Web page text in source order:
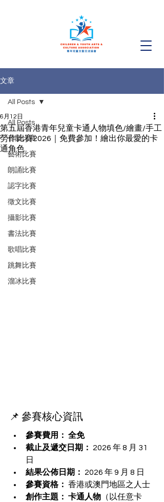
文章
All Posts
音樂比賽
藝術比賽
朗誦比賽
認字比賽
徵文比賽
攝影比賽
書法比賽
歌唱比賽
跳舞比賽
溜冰比賽
All Posts
第五屆香港青年兒童卡通人物填色/繪畫/手工
勞作比賽2026｜免費參加！繪出你最愛的卡
通角色
6月12日
📌 參賽核心資訊
參賽費用： 全免
截止及遞交日期：
2026 年 8 月 31
日
結果公佈日期：
2026 年 9 月 8 日
參賽資格： 香港或澳門地區之人士
創作主題： 卡通人物 （以任意卡